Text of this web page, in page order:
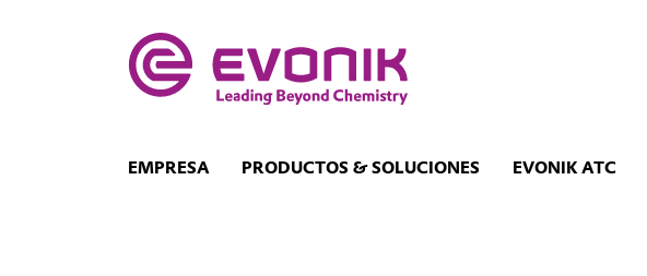
EMPRESA PRODUCTOS & SOLUCIONES EVONIK ATC